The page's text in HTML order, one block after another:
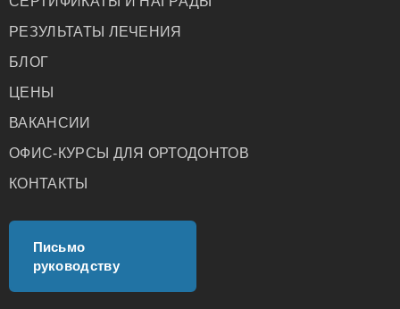
РЕЗУЛЬТАТЫ ЛЕЧЕНИЯ
БЛОГ
ЦЕНЫ
ВАКАНСИИ
ОФИС-КУРСЫ ДЛЯ ОРТОДОНТОВ
КОНТАКТЫ
Письмо
руководству